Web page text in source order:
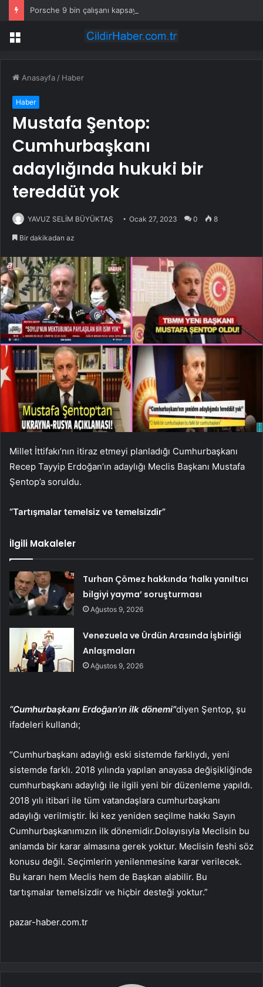
Porsche 9 bin çalışanı kapsayan küçülme planını onayladı
Menü
Anasayfa / Haber
Haber
Mustafa Şentop:
Cumhurbaşkanı
adaylığında hukuki bir
tereddüt yok
YAVUZ SELİM BÜYÜKTAŞ Ocak 27, 2023 0 8
Bir dakikadan az
Millet İttifakı’nın itiraz etmeyi planladığı Cumhurbaşkanı
Recep Tayyip Erdoğan’ın adaylığı Meclis Başkanı Mustafa
Şentop’a soruldu.
“Tartışmalar temelsiz ve temelsizdir”
İlgili Makaleler
Turhan Çömez hakkında ‘halkı yanıltıcı
bilgiyi yayma’ soruşturması
Ağustos 9, 2026
Venezuela ve Ürdün Arasında İşbirliği
Anlaşmaları
Ağustos 9, 2026
“Cumhurbaşkanı Erdoğan’ın ilk dönemi”diyen Şentop, şu
ifadeleri kullandı;
“Cumhurbaşkanı adaylığı eski sistemde farklıydı, yeni
sistemde farklı. 2018 yılında yapılan anayasa değişikliğinde
cumhurbaşkanı adaylığı ile ilgili yeni bir düzenleme yapıldı.
2018 yılı itibari ile tüm vatandaşlara cumhurbaşkanı
adaylığı verilmiştir. İki kez yeniden seçilme hakkı Sayın
Cumhurbaşkanımızın ilk dönemidir.Dolayısıyla Meclisin bu
anlamda bir karar almasına gerek yoktur. Meclisin feshi söz
konusu değil. Seçimlerin yenilenmesine karar verilecek.
Bu kararı hem Meclis hem de Başkan alabilir. Bu
tartışmalar temelsizdir ve hiçbir desteği yoktur.”
pazar-haber.com.tr